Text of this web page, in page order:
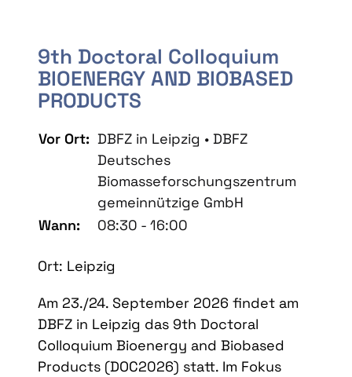
9th Doctoral Colloquium
BIOENERGY AND BIOBASED
PRODUCTS
Vor Ort: DBFZ in Leipzig • DBFZ
Deutsches
Biomasseforschungszentrum
gemeinnützige GmbH
Wann:
08:30 - 16:00
Ort: Leipzig
Am 23./24. September 2026 findet am
DBFZ in Leipzig das 9th Doctoral
Colloquium Bioenergy and Biobased
Products (DOC2026) statt. Im Fokus